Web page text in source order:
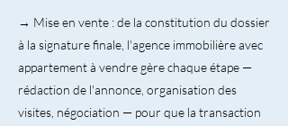
→ Mise en vente : de la constitution du dossier
à la signature finale, l'agence immobilière avec
appartement à vendre gère chaque étape —
rédaction de l'annonce, organisation des
visites, négociation — pour que la transaction